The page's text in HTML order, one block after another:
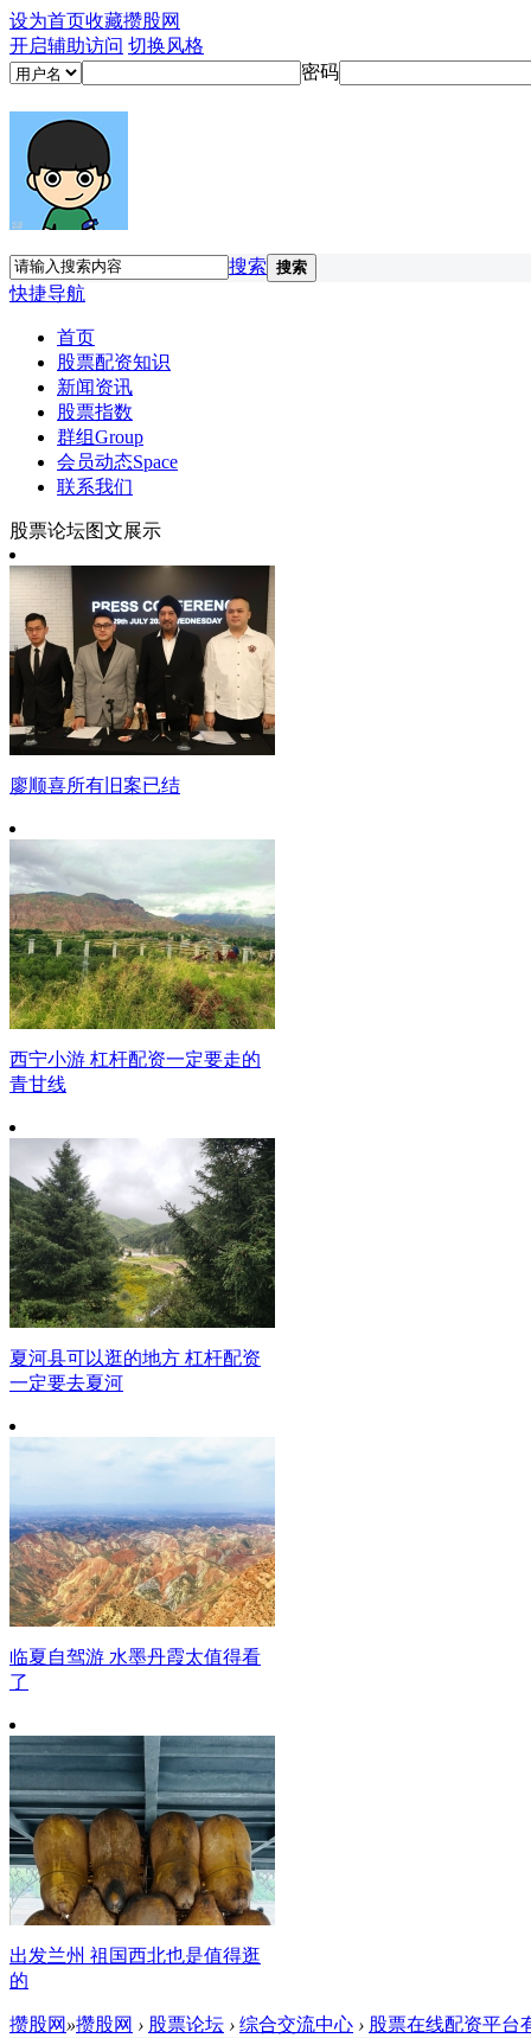
设为首页收藏攒股网
开启辅助访问 切换风格
密码
搜索 搜索
快捷导航
首页
股票配资知识
新闻资讯
股票指数
群组Group
会员动态Space
联系我们
股票论坛图文展示
廖顺喜所有旧案已结
西宁小游 杠杆配资一定要走的
青甘线
夏河县可以逛的地方 杠杆配资
一定要去夏河
临夏自驾游 水墨丹霞太值得看
了
出发兰州 祖国西北也是值得逛
的
攒股网 »攒股网 › 股票论坛 › 综合交流中心 › 股票在线配资平台